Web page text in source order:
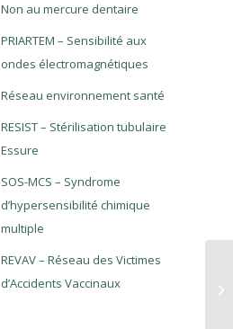
Non au mercure dentaire
PRIARTEM – Sensibilité aux
ondes électromagnétiques
Réseau environnement santé
RESIST – Stérilisation tubulaire
Essure
SOS-MCS – Syndrome
d’hypersensibilité chimique
multiple
REVAV – Réseau des Victimes
d’Accidents Vaccinaux